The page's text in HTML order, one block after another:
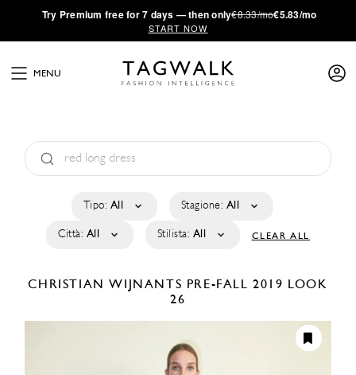
·Try Premium free for 7 days — then only€8.33/mo€5.83/mo
START NOW
MENU
Tipo: All Stagione: All
Città: All Stilista: All CLEAR ALL
CHRISTIAN WIJNANTS PRE-FALL 2019 LOOK
26